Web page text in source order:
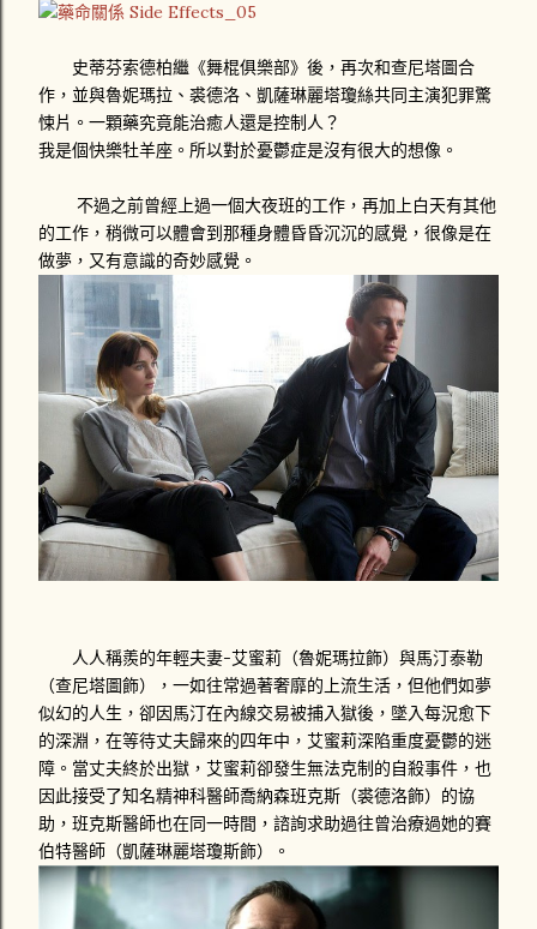
史蒂芬索德柏繼《舞棍俱樂部》後，再次和查尼塔圖合
作，並與魯妮瑪拉、裘德洛、凱薩琳麗塔瓊絲共同主演犯罪驚
悚片。一顆藥究竟能治癒人還是控制人？
我是個快樂牡羊座。所以對於憂鬱症是沒有很大的想像。
不過之前曾經上過一個大夜班的工作，再加上白天有其他
的工作，稍微可以體會到那種身體昏昏沉沉的感覺，很像是在
做夢，又有意識的奇妙感覺。
人人稱羨的年輕夫妻-艾蜜莉（魯妮瑪拉飾）與馬汀泰勒
（查尼塔圖飾），一如往常過著奢靡的上流生活，但他們如夢
似幻的人生，卻因馬汀在內線交易被捕入獄後，墜入每況愈下
的深淵，在等待丈夫歸來的四年中，艾蜜莉深陷重度憂鬱的迷
障。當丈夫終於出獄，艾蜜莉卻發生無法克制的自殺事件，也
因此接受了知名精神科醫師喬納森班克斯（裘德洛飾）的協
助，班克斯醫師也在同一時間，諮詢求助過往曾治療過她的賽
伯特醫師（凱薩琳麗塔瓊斯飾）。